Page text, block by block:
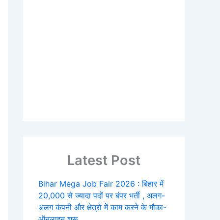
Latest Post
Bihar Mega Job Fair 2026 : बिहार में
20,000 से ज्यादा पदों पर बंपर भर्ती , अलग-
अलग कंपनी और क्षेत्रो में काम करने के मौका-